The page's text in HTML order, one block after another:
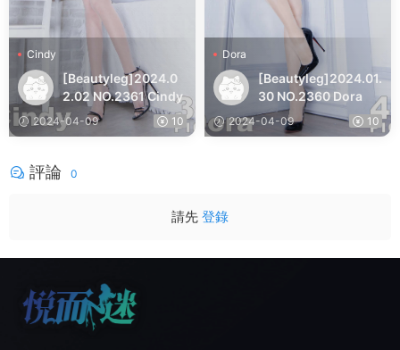
Cindy
[Beautyleg]2024.0
2.02 NO.2361 Cindy
2024-04-09 10
Dora
[Beautyleg]2024.01.
30 NO.2360 Dora
2024-04-09 10
評論 0
請先 登錄